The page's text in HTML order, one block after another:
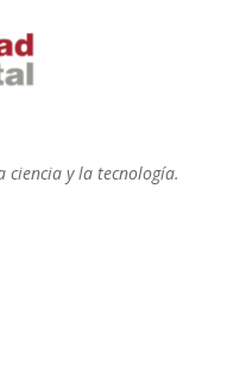
ciencia y la tecnología.